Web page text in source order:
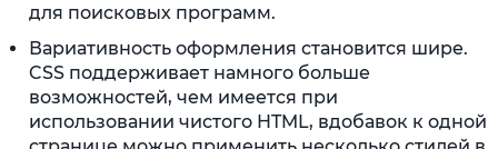
для поисковых программ.
Вариативность оформления становится шире.
CSS поддерживает намного больше
возможностей, чем имеется при
использовании чистого HTML, вдобавок к одной